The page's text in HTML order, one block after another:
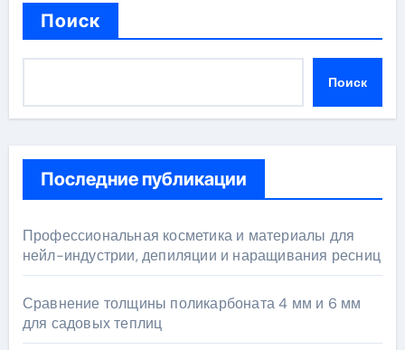
Поиск
Поиск
Последние публикации
Профессиональная косметика и материалы для
нейл-индустрии, депиляции и наращивания ресниц
Сравнение толщины поликарбоната 4 мм и 6 мм
для садовых теплиц